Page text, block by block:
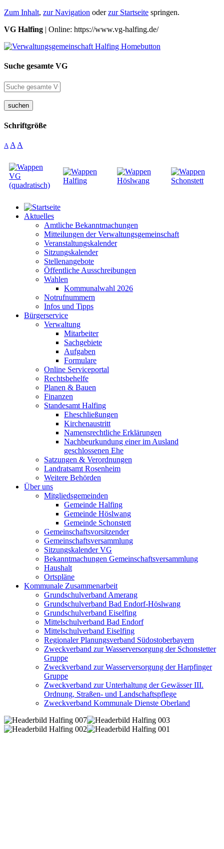
Zum Inhalt, zur Navigation oderzur Startseite springen.
VG Halfing | Online: https://www.vg-halfing.de/
Suche gesamte VG
suchen
Schriftgröße
A A A
Aktuelles
Amtliche Bekanntmachungen
Mitteilungen der Verwaltungsgemeinschaft
Veranstaltungskalender
Sitzungskalender
Stellenangebote
Öffentliche Ausschreibungen
Wahlen
Kommunalwahl 2026
Notrufnummern
Infos und Tipps
Bürgerservice
Verwaltung
Mitarbeiter
Sachgebiete
Aufgaben
Formulare
Online Serviceportal
Rechtsbehelfe
Planen & Bauen
Finanzen
Standesamt Halfing
Eheschließungen
Kirchenaustritt
Namensrechtliche Erklärungen
Nachbeurkundung einer im Ausland
geschlossenen Ehe
Satzungen & Verordnungen
Landratsamt Rosenheim
Weitere Behörden
Über uns
Mitgliedsgemeinden
Gemeinde Halfing
Gemeinde Höslwang
Gemeinde Schonstett
Gemeinschaftsvorsitzender
Gemeinschaftsversammlung
Sitzungskalender VG
Bekanntmachungen Gemeinschaftsversammlung
Haushalt
Ortspläne
Kommunale Zusammenarbeit
Grundschulverband Amerang
Grundschulverband Bad Endorf-Höslwang
Grundschulverband Eiselfing
Mittelschulverband Bad Endorf
Mittelschulverband Eiselfing
Regionaler Planungsverband Südostoberbayern
Zweckverband zur Wasserversorgung der Schonstetter
Gruppe
Zweckverband zur Wasserversorgung der Harpfinger
Gruppe
Zweckverband zur Unterhaltung der Gewässer III.
Ordnung, Straßen- und Landschaftspflege
Zweckverband Kommunale Dienste Oberland